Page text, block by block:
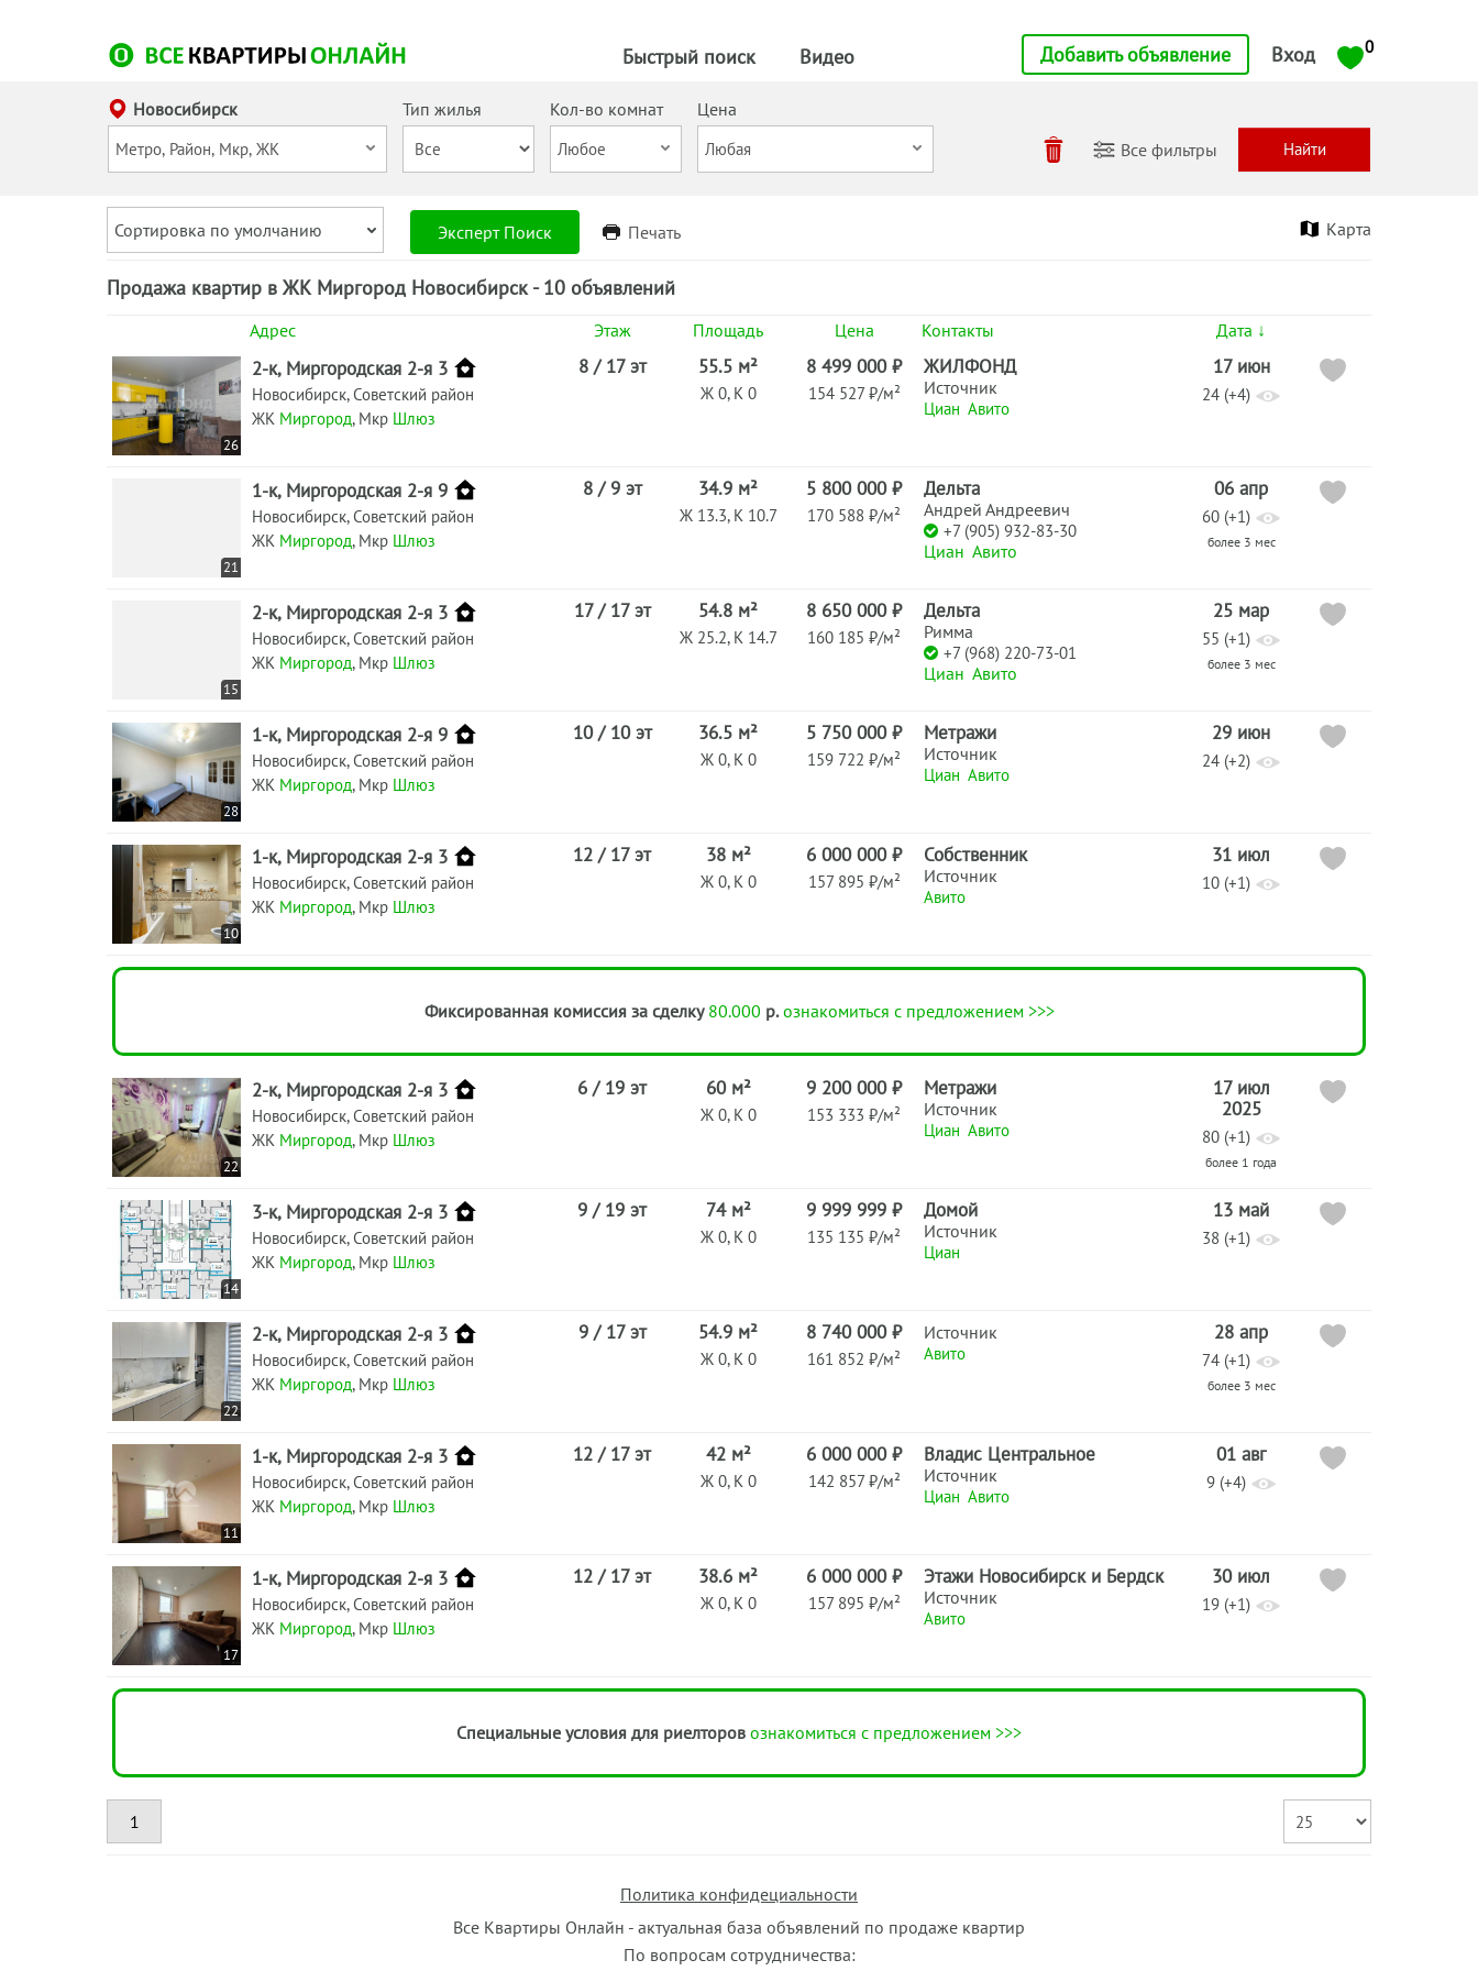
Быстрый поиск Видео Добавить объявление Вход 0
Новосибирск Тип жилья Кол-во комнат
Цена
Все фильтры
Сортировка по умолчанию Эксперт Поиск Печать Карта
Продажа квартир в ЖК Миргород Новосибирск - 10 объявлений
Адрес Этаж Площадь Цена Контакты Дата ↓
26
2-к, Миргородская 2-я 3
Новосибирск, Советский район
ЖК Миргород, Мкр Шлюз
8 / 17 эт 55.5 м²
Ж 0, К 0
8 499 000 ₽
154 527 ₽/м²
ЖИЛФОНД
Источник
Циан Авито
17 июн
24 (+4)
21
1-к, Миргородская 2-я 9
Новосибирск, Советский район
ЖК Миргород, Мкр Шлюз
8 / 9 эт 34.9 м²
Ж 13.3, К 10.7
5 800 000 ₽
170 588 ₽/м²
Дельта
Андрей Андреевич
+7 (905) 932-83-30
Циан Авито
06 апр
60 (+1)
более 3 мес
15
2-к, Миргородская 2-я 3
Новосибирск, Советский район
ЖК Миргород, Мкр Шлюз
17 / 17 эт 54.8 м²
Ж 25.2, К 14.7
8 650 000 ₽
160 185 ₽/м²
Дельта
Римма
+7 (968) 220-73-01
Циан Авито
25 мар
55 (+1)
более 3 мес
28
1-к, Миргородская 2-я 9
Новосибирск, Советский район
ЖК Миргород, Мкр Шлюз
10 / 10 эт 36.5 м²
Ж 0, К 0
5 750 000 ₽
159 722 ₽/м²
Метражи
Источник
Циан Авито
29 июн
24 (+2)
10
1-к, Миргородская 2-я 3
Новосибирск, Советский район
ЖК Миргород, Мкр Шлюз
12 / 17 эт 38 м²
Ж 0, К 0
6 000 000 ₽
157 895 ₽/м²
Собственник
Источник
Авито
31 июл
10 (+1)
Фиксированная комиссия за сделку 80.000 р. ознакомиться с предложением >>>
22
2-к, Миргородская 2-я 3
Новосибирск, Советский район
ЖК Миргород, Мкр Шлюз
6 / 19 эт 60 м²
Ж 0, К 0
9 200 000 ₽
153 333 ₽/м²
Метражи
Источник
Циан Авито
17 июл
2025
80 (+1)
более 1 года
14
3-к, Миргородская 2-я 3
Новосибирск, Советский район
ЖК Миргород, Мкр Шлюз
9 / 19 эт 74 м²
Ж 0, К 0
9 999 999 ₽
135 135 ₽/м²
Домой
Источник
Циан
13 май
38 (+1)
22
2-к, Миргородская 2-я 3
Новосибирск, Советский район
ЖК Миргород, Мкр Шлюз
9 / 17 эт 54.9 м²
Ж 0, К 0
8 740 000 ₽
161 852 ₽/м²
Источник
Авито
28 апр
74 (+1)
более 3 мес
11
1-к, Миргородская 2-я 3
Новосибирск, Советский район
ЖК Миргород, Мкр Шлюз
12 / 17 эт 42 м²
Ж 0, К 0
6 000 000 ₽
142 857 ₽/м²
Владис Центральное
Источник
Циан Авито
01 авг
9 (+4)
17
1-к, Миргородская 2-я 3
Новосибирск, Советский район
ЖК Миргород, Мкр Шлюз
12 / 17 эт 38.6 м²
Ж 0, К 0
6 000 000 ₽
157 895 ₽/м²
Этажи Новосибирск и Бердск
Источник
Авито
30 июл
19 (+1)
Специальные условия для риелторов ознакомиться с предложением >>>
1
Политика конфидециальности
Все Квартиры Онлайн - актуальная база объявлений по продаже квартир
По вопросам сотрудничества: